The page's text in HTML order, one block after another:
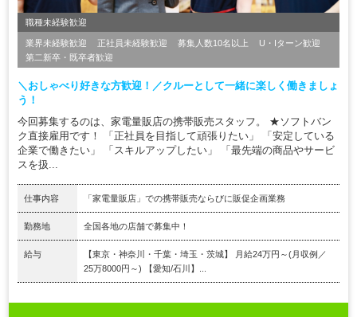
職種未経験歓迎
業界未経験歓迎 正社員未経験歓迎 募集人数10名以上
U・Iターン歓迎
第二新卒・既卒者歓迎
＼おしゃべり好きな方歓迎！／クルーとして一緒に楽しく働きましょ
う！
今回募集するのは、家電量販店の携帯販売スタッフ。 ★ソフトバン
ク直接雇用です！ 「正社員を目指して頑張りたい」 「安定している
企業で働きたい」 「スキルアップしたい」 「最先端の商品やサービ
スを扱...
仕事内容 「家電量販店」での携帯販売ならびに販促企画業務
勤務地 全国各地の店舗で募集中！
給与
【東京・神奈川・千葉・埼玉・茨城】 月給24万円～(月収例／
25万8000円～) 【愛知/石川】...